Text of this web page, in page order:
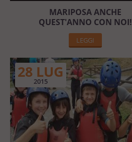
MARIPOSA ANCHE
QUEST'ANNO CON NOI!
LEGGI
28 LUG
2015